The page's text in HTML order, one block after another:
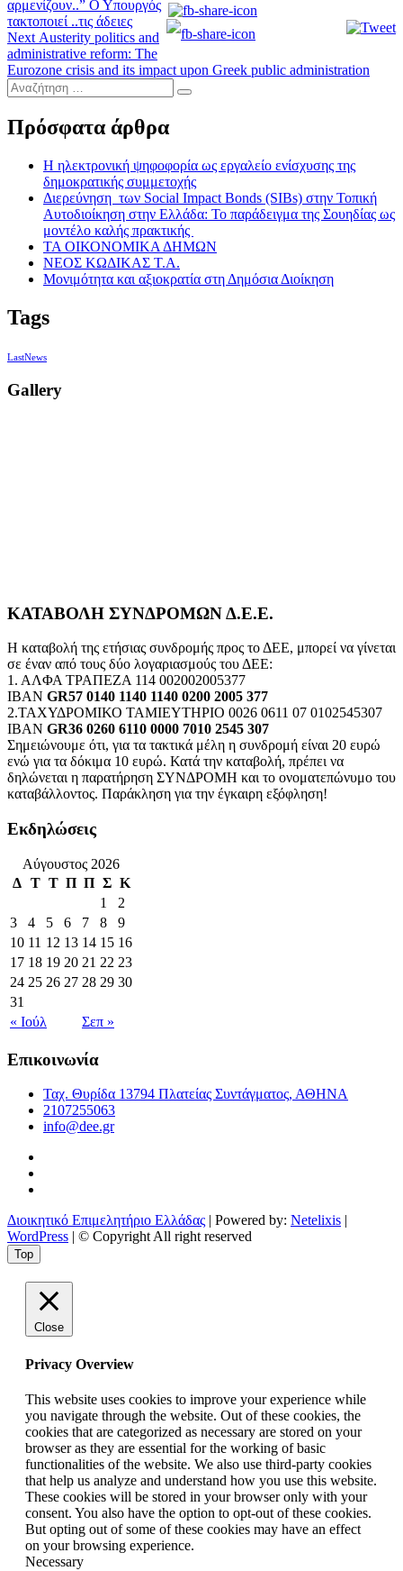
αρμενίζουν..” Ο Υπουργός
τακτοποιεί ..τις άδειες
Next Next
post:
Austerity politics and
administrative reform: The
Eurozone crisis and its impact upon Greek public administration
Αναζήτηση
…
Πρόσφατα άρθρα
Η ηλεκτρονική ψηφοφορία ως εργαλείο ενίσχυσης της
δημοκρατικής συμμετοχής
Διερεύνηση των Social Impact Bonds (SIBs) στην Τοπική
Αυτοδιοίκηση στην Ελλάδα: Το παράδειγμα της Σουηδίας ως
μοντέλο καλής πρακτικής
ΤΑ ΟΙΚΟΝΟΜΙΚΑ ΔΗΜΩΝ
ΝΕΟΣ ΚΩΔΙΚΑΣ Τ.Α.
Μονιμότητα και αξιοκρατία στη Δημόσια Διοίκηση
Tags
LastNews
Gallery
ΚΑΤΑΒΟΛΗ ΣΥΝΔΡΟΜΩΝ Δ.Ε.Ε.
Η καταβολή της ετήσιας συνδρομής προς το ΔΕΕ, μπορεί να γίνεται
σε έναν από τους δύο λογαριασμούς του ΔΕΕ:
1. ΑΛΦΑ ΤΡΑΠΕΖΑ 114 002002005377
IBAN GR57 0140 1140 1140 0200 2005 377
2.ΤΑΧΥΔΡΟΜΙΚΟ ΤΑΜΙΕΥΤΗΡΙΟ 0026 0611 07 0102545307
IBAN GR36 0260 6110 0000 7010 2545 307
Σημειώνουμε ότι, για τα τακτικά μέλη η συνδρομή είναι 20 ευρώ
ενώ για τα δόκιμα 10 ευρώ. Κατά την καταβολή, πρέπει να
δηλώνεται η παρατήρηση ΣΥΝΔΡΟΜΗ και το ονοματεπώνυμο του
καταβάλλοντος. Παράκληση για την έγκαιρη εξόφληση!
Εκδηλώσεις
Αύγουστος 2026
Δ Τ Τ Π Π Σ Κ
1
2
3
4 5 6 7 8
9
10 11 12 13 14 15 16
17 18 19 20 21 22 23
24 25 26 27 28 29 30
31
« Ιούλ
Σεπ »
Επικοινωνία
Ταχ. Θυρίδα 13794 Πλατείας Συντάγματος, ΑΘΗΝΑ
2107255063
info@dee.gr
Διοικητικό Επιμελητήριο Ελλάδας | Powered by: Netelixis |
WordPress | © Copyright All right reserved
Top
Close
Privacy Overview
This website uses cookies to improve your experience while
you navigate through the website. Out of these cookies, the
cookies that are categorized as necessary are stored on your
browser as they are essential for the working of basic
functionalities of the website. We also use third-party cookies
that help us analyze and understand how you use this website.
These cookies will be stored in your browser only with your
consent. You also have the option to opt-out of these cookies.
But opting out of some of these cookies may have an effect
on your browsing experience.
Necessary